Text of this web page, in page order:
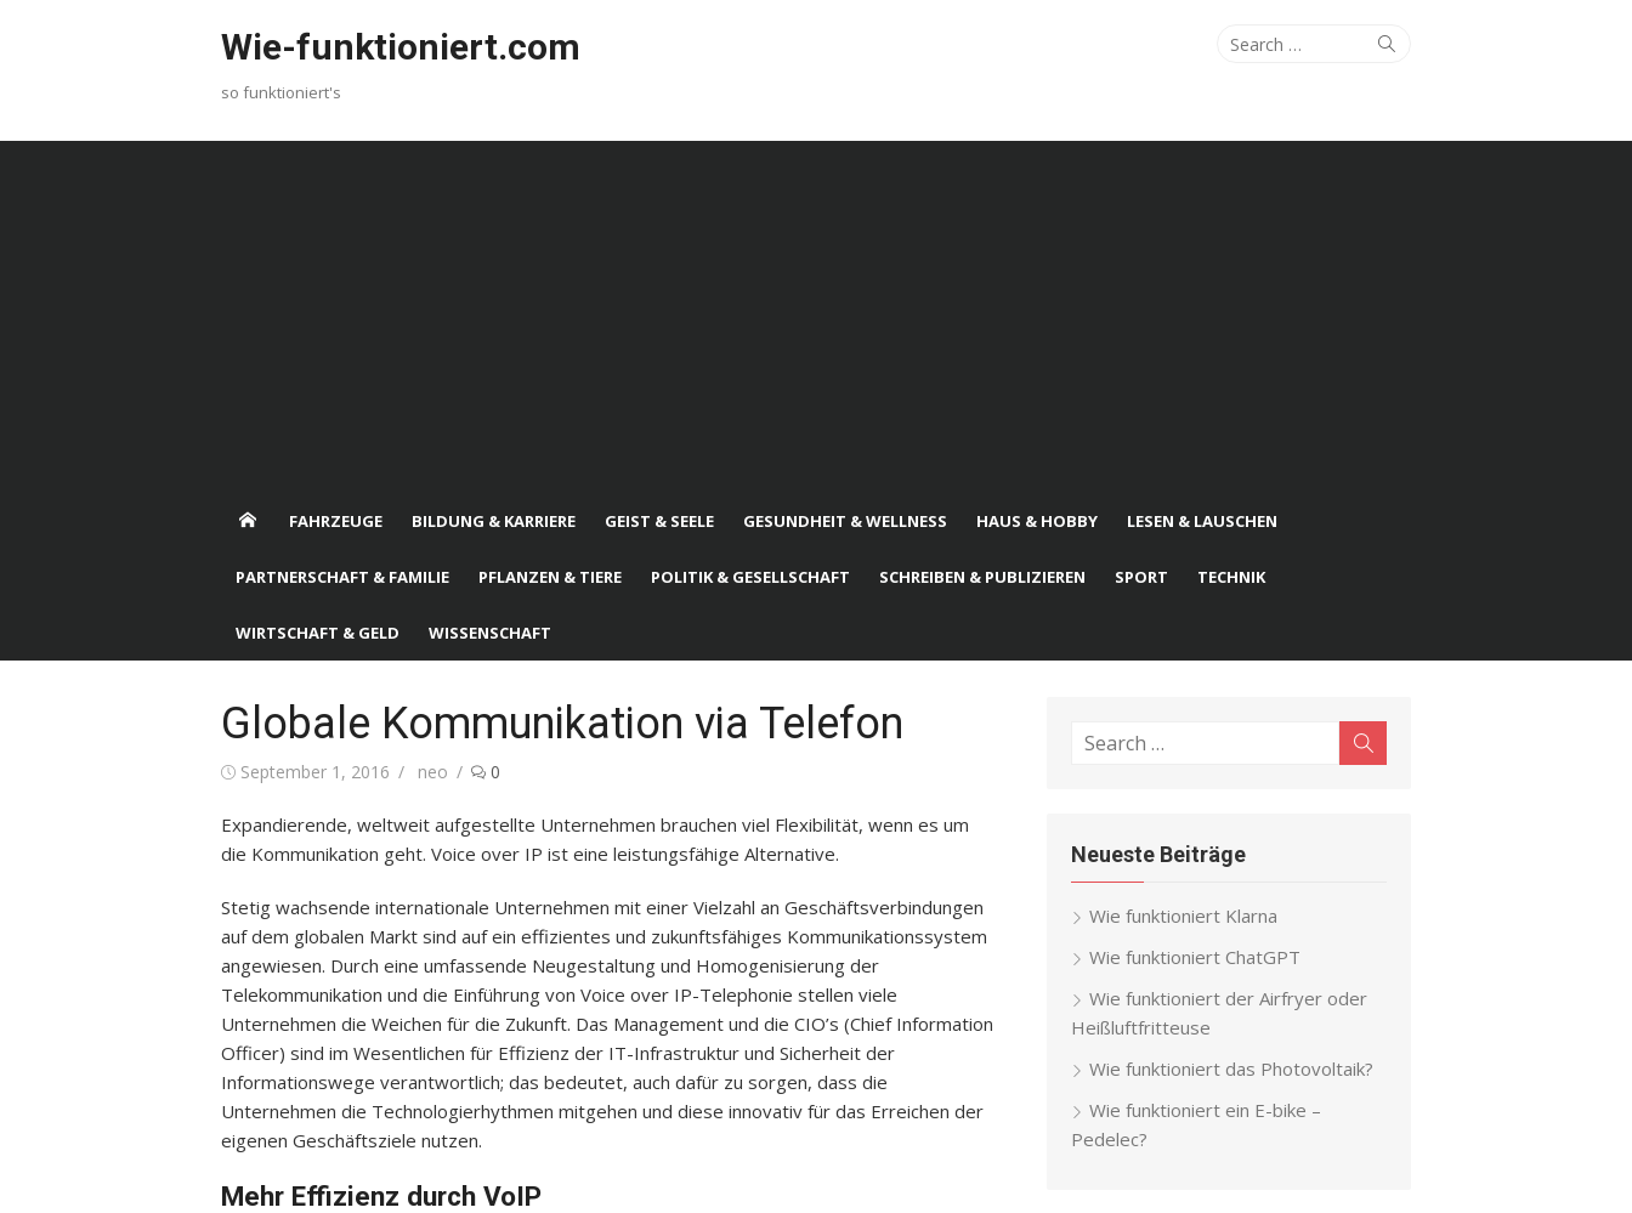
Wie-funktioniert.com
so funktioniert's
Search
Search
FAHRZEUGE BILDUNG & KARRIERE GEIST & SEELE GESUNDHEIT & WELLNESS HAUS & HOBBY LESEN & LAUSCHEN
PARTNERSCHAFT & FAMILIE PFLANZEN & TIERE POLITIK & GESELLSCHAFT SCHREIBEN & PUBLIZIEREN SPORT TECHNIK
WIRTSCHAFT & GELD WISSENSCHAFT
Globale Kommunikation via Telefon
Posted
September 1, 2016 Author
neo 0
Expandierende, weltweit aufgestellte Unternehmen brauchen viel Flexibilität, wenn es um
die Kommunikation geht. Voice over IP ist eine leistungsfähige Alternative.
Stetig wachsende internationale Unternehmen mit einer Vielzahl an Geschäftsverbindungen
auf dem globalen Markt sind auf ein effizientes und zukunftsfähiges Kommunikationssystem
angewiesen. Durch eine umfassende Neugestaltung und Homogenisierung der
Telekommunikation und die Einführung von Voice over IP-Telephonie stellen viele
Unternehmen die Weichen für die Zukunft. Das Management und die CIO’s (Chief Information
Officer) sind im Wesentlichen für Effizienz der IT-Infrastruktur und Sicherheit der
Informationswege verantwortlich; das bedeutet, auch dafür zu sorgen, dass die
Unternehmen die Technologierhythmen mitgehen und diese innovativ für das Erreichen der
eigenen Geschäftsziele nutzen.
Mehr Effizienz durch VoIP
Search
Neueste Beiträge
Wie funktioniert Klarna
Wie funktioniert ChatGPT
Wie funktioniert der Airfryer oder
Heißluftfritteuse
Wie funktioniert das Photovoltaik?
Wie funktioniert ein E-bike –
Pedelec?